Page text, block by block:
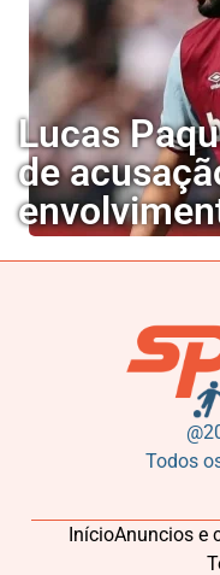
Lucas
de
Todos
InícioAnuncios e